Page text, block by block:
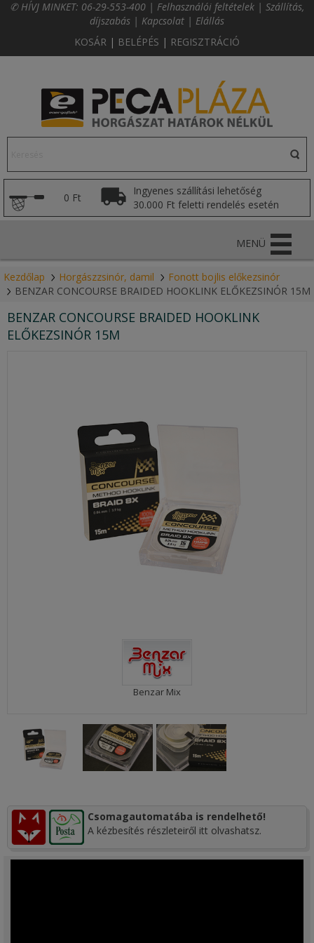
✆ HÍVJ MINKET: 06-29-553-400 | Felhasználói feltételek | Szállítás,
díjszabás | Kapcsolat | Elállás
KOSÁR | BELÉPÉS | REGISZTRÁCIÓ
0 Ft
Ingyenes szállítási lehetőség
30.000 Ft feletti rendelés esetén
MENÜ
Kezdőlap Horgászzsinór, damil
Fonott bojlis előkezsinór
BENZAR CONCOURSE BRAIDED HOOKLINK ELŐKEZSINÓR 15M
BENZAR CONCOURSE BRAIDED HOOKLINK
ELŐKEZSINÓR 15M
Benzar Mix
Csomagautomatába is rendelhető!
A kézbesítés részleteiről itt olvashatsz.